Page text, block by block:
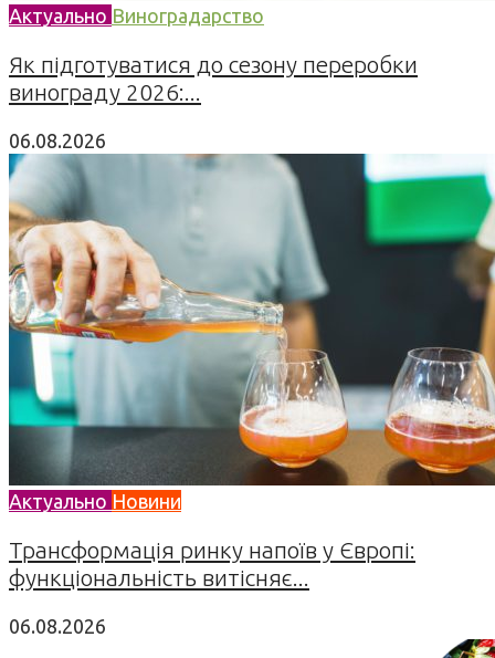
Актуально Виноградарство
Як підготуватися до сезону переробки
винограду 2026:...
06.08.2026
Актуально Новини
Трансформація ринку напоїв у Європі:
функціональність витісняє...
06.08.2026